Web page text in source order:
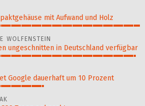
mit Aufwand und Holz
WOLFENSTEIN
ungeschnitten in Deutschland verfügbar
Google dauerhaft um 10 Prozent